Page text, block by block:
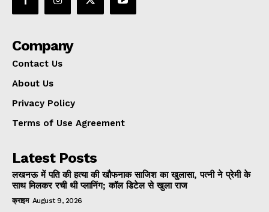
Company
Contact Us
About Us
Privacy Policy
Terms of Use Agreement
Latest Posts
लखनऊ में पति की हत्या की खौफनाक साजिश का खुलासा, पत्नी ने प्रेमी के
साथ मिलकर रची थी प्लानिंग; कॉल डिटेल से खुला राज
क्राइम August 9, 2026